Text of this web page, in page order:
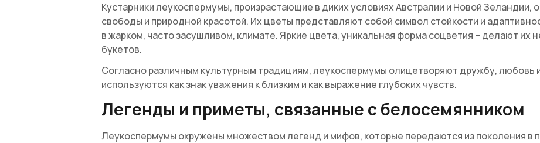
Кустарники леукоспермумы, произрастающие в диких условиях Австралии и Новой Зеландии,
свободы и природной красотой. Их цветы представляют собой символ стойкости и
в жарком, часто засушливом, климате. Яркие цвета, уникальная форма соцветия – делают
букетов.
Согласно различным культурным традициям, леукоспермумы олицетворяют дружбу, любовь
используются как знак уважения к близким и как выражение глубоких чувств.
Легенды и приметы, связанные с белосемянником
Леукоспермумы окружены множеством легенд и мифов, которые передаются из поколения в